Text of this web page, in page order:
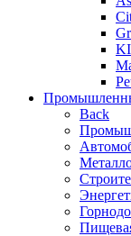
Back